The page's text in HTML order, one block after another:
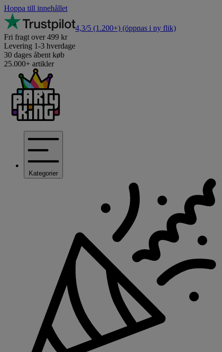
Hoppa till innehållet
4,3/5 (1.200+) (öppnas i ny flik)
Fri fragt over 499 kr
Levering 1-3 hverdage
30 dages åbent køb
25.000+ artikler
Kategorier